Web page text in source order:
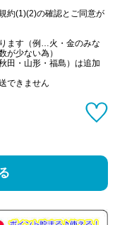
約(1)(2)の確認とご同意が
ます（例…火・金のみな
が少ない為）
田・山形・福島）は追加
できません